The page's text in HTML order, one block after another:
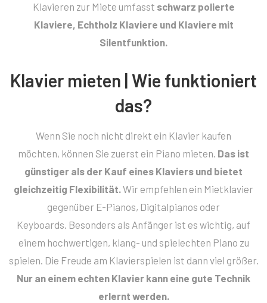
Klavieren zur Miete umfasst schwarz polierte
Klaviere, Echtholz Klaviere und Klaviere mit
Silentfunktion.
Klavier mieten | Wie funktioniert
das?
Wenn Sie noch nicht direkt ein Klavier kaufen
möchten, können Sie zuerst ein Piano mieten. Das ist
günstiger als der Kauf eines Klaviers und bietet
gleichzeitig Flexibilität.Wir empfehlen ein Mietklavier
gegenüber E-Pianos, Digitalpianos oder
Keyboards. Besonders als Anfänger ist es wichtig, auf
einem hochwertigen, klang- und spielechten Piano zu
spielen. Die Freude am Klavierspielen ist dann viel größer.
Nur an einem echten Klavier kann eine gute Technik
erlernt werden.